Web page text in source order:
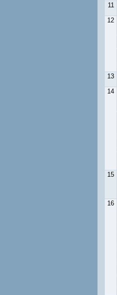
11
12
13
14
15
16